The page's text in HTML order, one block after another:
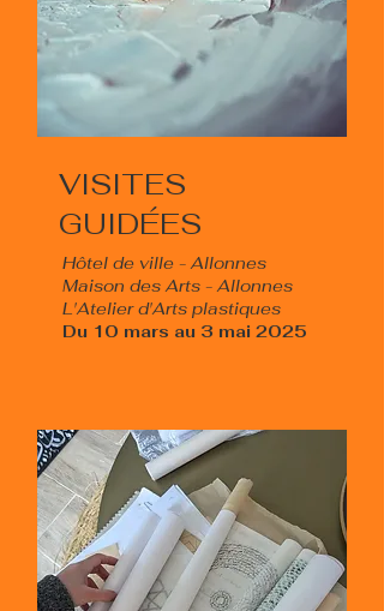
VISITES
GUIDÉES
Hôtel de ville - Allonnes
Maison des Arts - Allonnes
L'Atelier d'Arts plastiques​
Du 10 mars au 3 mai 2025